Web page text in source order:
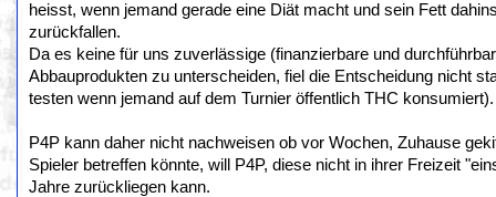
heisst, wenn jemand gerade eine Diät macht und sein Fett
zurückfallen.
Da es keine für uns zuverlässige (finanzierbare und
Abbauprodukten zu unterscheiden, fiel die Entscheidung nicht
testen wenn jemand auf dem Turnier öffentlich THC konsumiert).
P4P kann daher nicht nachweisen ob vor Wochen, Zuhause
Spieler betreffen könnte, will P4P, diese nicht in ihrer Freizeit
Jahre zurückliegen kann.